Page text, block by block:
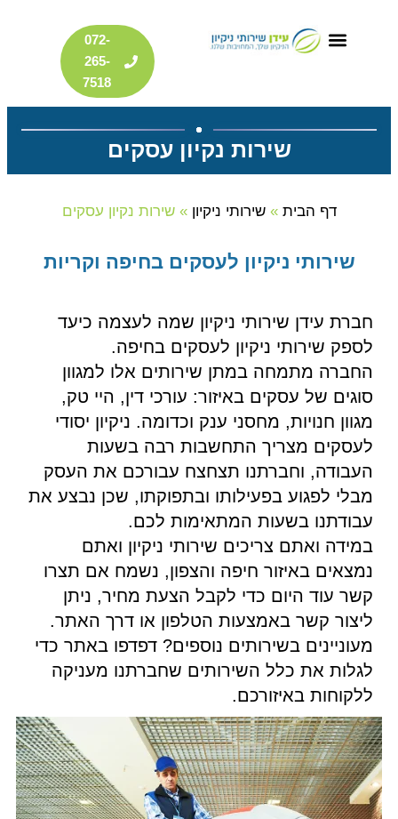
072-
265-
7518
שירות נקיון עסקים
דף הבית »שירותי ניקיון »שירות נקיון עסקים
שירותי ניקיון לעסקים בחיפה וקריות
חברת עידן שירותי ניקיון שמה לעצמה כיעד
לספק שירותי ניקיון לעסקים בחיפה.
החברה מתמחה במתן שירותים אלו למגוון
סוגים של עסקים באיזור: עורכי דין, היי טק,
מגוון חנויות, מחסני ענק וכדומה. ניקיון יסודי
לעסקים מצריך התחשבות רבה בשעות
העבודה, וחברתנו תצחצח עבורכם את העסק
מבלי לפגוע בפעילותו ובתפוקתו, שכן נבצע את
עבודתנו בשעות המתאימות לכם.
במידה ואתם צריכים שירותי ניקיון ואתם
נמצאים באיזור חיפה והצפון, נשמח אם תצרו
קשר עוד היום כדי לקבל הצעת מחיר, ניתן
ליצור קשר באמצעות הטלפון או דרך האתר.
מעוניינים בשירותים נוספים? דפדפו באתר כדי
לגלות את כלל השירותים שחברתנו מעניקה
ללקוחות באיזורכם.